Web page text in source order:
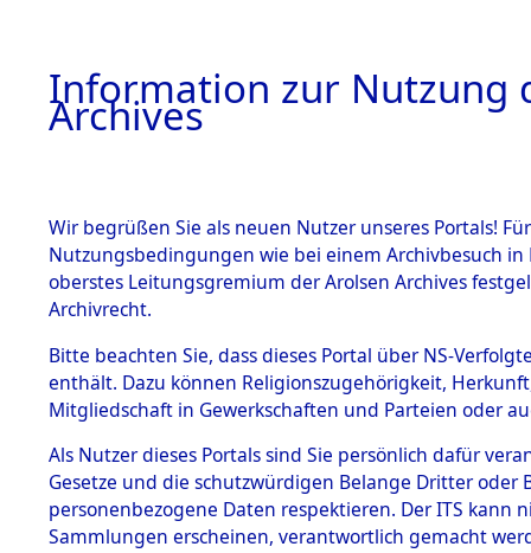
BESTÄNDE
1.
mente
5. Verschiedenes
5.3
Todesmärsche
0025
Information zur Nutzung
Archives
Wir begrüßen Sie als neuen Nutzer unseres Portals!
Nutzungsbedingungen wie bei einem Archivbesuch
oberstes Leitungsgremium der Arolsen Archives
Archivrecht.
Bitte beachten Sie, dass dieses Portal über NS-
enthält. Dazu können Religionszugehörigkeit,
Mitgliedschaft in Gewerkschaften und Parteien oder
Als Nutzer dieses Portals sind Sie persönlich dafür
Gesetze und die schutzwürdigen Belange Dritter
personenbezogene Daten respektieren. Der ITS
Sammlungen erscheinen, verantwortlich gemacht